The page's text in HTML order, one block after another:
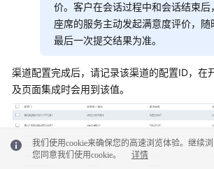
价。客户在会话过程中和会话结束后
座席的服务主动发起满意度评价，随
最后一次提交结果为准。
渠道配置完成后，请记录该渠道的配置ID，在
及页面集成时会用到该值。
我们使用cookie来确保您的高速浏览体验。继续
您同意我们使用cookie。
详情